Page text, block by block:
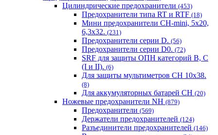
Цилиндрические предохранители (453)
Предохранители типа RT и RTF (18)
Мини предохранители CH-mini, 5x20,
6,3x32. (231)
Предохранители серии D. (56)
Предохранители серии D0. (72)
SRF для защиты ОПН категорий B, C
(I и II). (6)
Для защиты мультиметров CH 10х38.
(8)
Для аккумуляторных батарей CH (20)
Ножевые предохранители NH (879)
Предохранители (569)
Держатели предохранителей (124)
Разъединители предохранителей (146)